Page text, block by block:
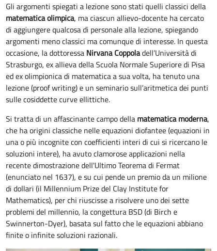
Gli argomenti spiegati a lezione sono stati quelli classici della
matematica olimpica, ma ciascun allievo-docente ha cercato
di aggiungere qualcosa di personale alla lezione, spiegando
argomenti meno classici ma comunque di interesse. In questa
occasione, la dottoressa Nirvana Coppoladell’Università di
Strasburgo, ex allieva della Scuola Normale Superiore di Pisa
ed ex olimpionica di matematica a sua volta, ha tenuto una
lezione (proof writing) e un seminario sull’aritmetica dei punti
sulle cosiddette curve ellittiche.
Si tratta di un affascinante campo della matematica moderna,
che ha origini classiche nelle equazioni diofantee (equazioni in
una o più incognite con coefficienti interi di cui si ricercano le
soluzioni intere), ha avuto clamorose applicazioni nella
recente dimostrazione dell'Ultimo Teorema di Fermat
(enunciato nel 1637), e su cui pende un premio da un milione
di dollari (il Millennium Prize del Clay Institute for
Mathematics), per chi riuscisse a risolvere uno dei sette
problemi del millennio, la congettura BSD (di Birch e
Swinnerton-Dyer), basata sul fatto che le equazioni abbiano
finite o infinite soluzioni razionali.